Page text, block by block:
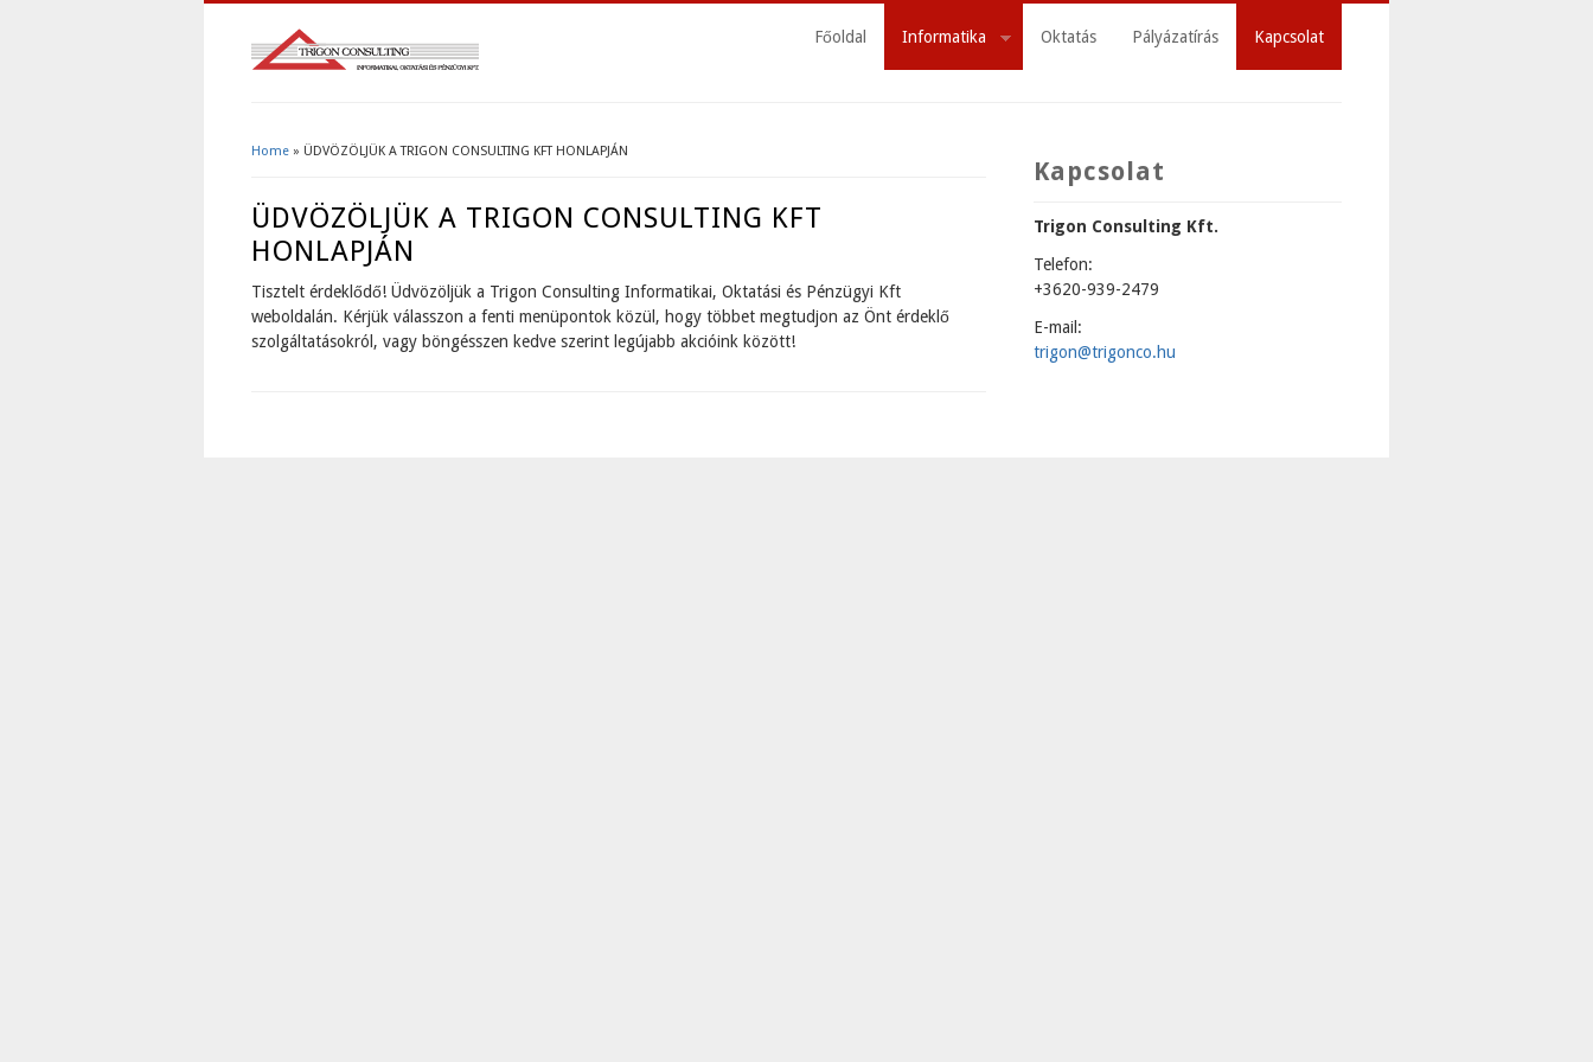
Főoldal Informatika Oktatás Pályázatírás Kapcsolat
Home » ÜDVÖZÖLJÜK A TRIGON CONSULTING KFT HONLAPJÁN
ÜDVÖZÖLJÜK A TRIGON CONSULTING KFT
HONLAPJÁN
Tisztelt érdeklődő! Üdvözöljük a Trigon Consulting Informatikai, Oktatási és Pénzügyi Kft
weboldalán. Kérjük válasszon a fenti menüpontok közül, hogy többet megtudjon az Önt érdeklő
szolgáltatásokról, vagy böngésszen kedve szerint legújabb akcióink között!
Kapcsolat
Trigon Consulting Kft.
Telefon:
+3620-939-2479
E-mail:
trigon@trigonco.hu